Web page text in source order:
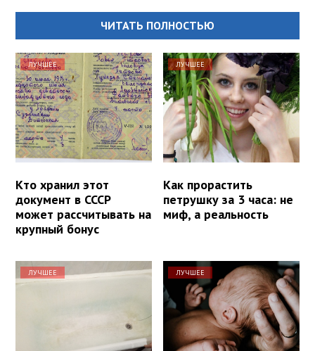
ЧИТАТЬ ПОЛНОСТЬЮ
ЛУЧШЕЕ
Кто хранил этот
документ в СССР
может рассчитывать на
крупный бонус
ЛУЧШЕЕ
Как прорастить
петрушку за 3 часа: не
миф, а реальность
ЛУЧШЕЕ ЛУЧШЕЕ